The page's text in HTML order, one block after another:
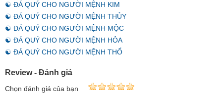
☯ ĐÁ QUÝ CHO NGƯỜI MỆNH KIM
☯ ĐÁ QUÝ CHO NGƯỜI MỆNH THỦY
☯ ĐÁ QUÝ CHO NGƯỜI MỆNH MỘC
☯ ĐÁ QUÝ CHO NGƯỜI MỆNH HỎA
☯ ĐÁ QUÝ CHO NGƯỜI MỆNH THỔ
Review - Đánh giá
Chọn đánh giá của bạn